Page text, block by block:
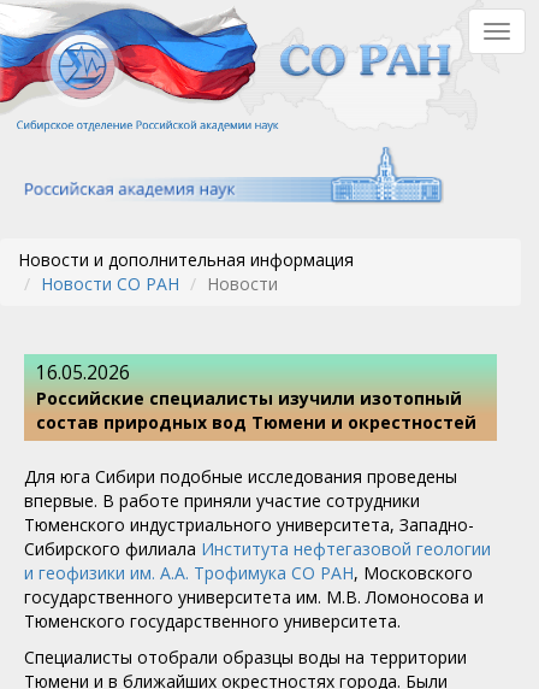
Перейти
к
основному
содержанию
Новости и дополнительная информация
Новости СО РАН
Новости
16.05.2026
Российские специалисты изучили изотопный
состав природных вод Тюмени и окрестностей
Для юга Сибири подобные исследования проведены
впервые. В работе приняли участие сотрудники
Тюменского индустриального университета, Западно-
Сибирского филиала Института нефтегазовой геологии
и геофизики им. А.А. Трофимука СО РАН, Московского
государственного университета им. М.В. Ломоносова и
Тюменского государственного университета.
Специалисты отобрали образцы воды на территории
Тюмени и в ближайших окрестностях города. Были